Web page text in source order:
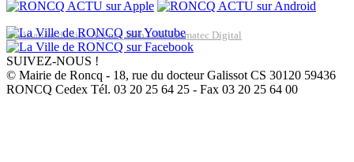
Réalisation du site: Agence Web Lille Promatec Digital
SUIVEZ-NOUS !
© Mairie de Roncq - 18, rue du docteur Galissot CS 30120 59436
RONCQ Cedex Tél. 03 20 25 64 25 - Fax 03 20 25 64 00